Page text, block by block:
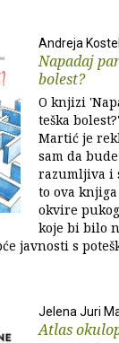
Andreja
Napadaj
bolest?
O knjizi
teška
Martić je
sam da
razumljiva i
to ova
okvire
koje bi bilo
javnosti s
Jelena Juri
Atlas